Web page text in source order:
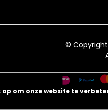
©
op om onze website te